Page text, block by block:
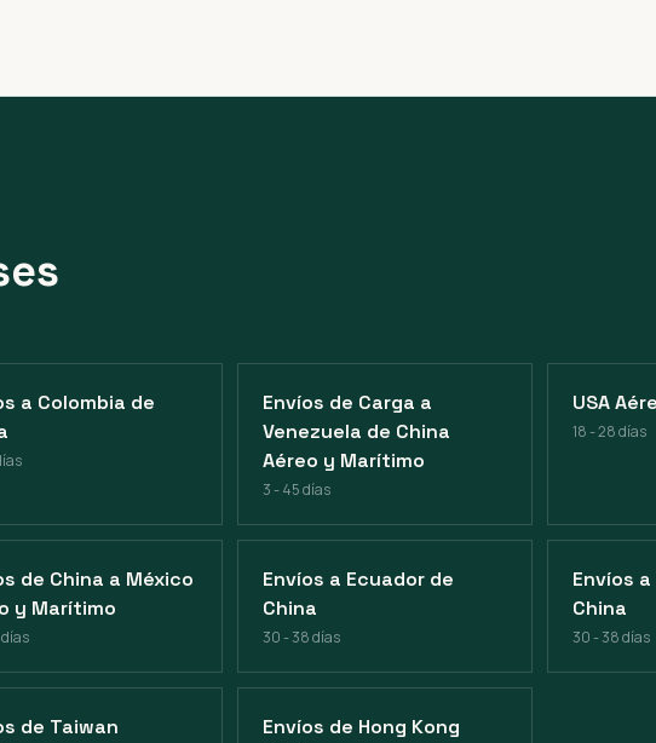
a Colombia de
Envíos de Carga a
Venezuela de China
Aéreo y Marítimo
3 - 45 días
USA
18 - 28 días
de China a México
y Marítimo
Envíos a Ecuador de
China
30 - 38 días
Envíos
China
30 - 38 días
de Taiwan Envíos de Hong Kong